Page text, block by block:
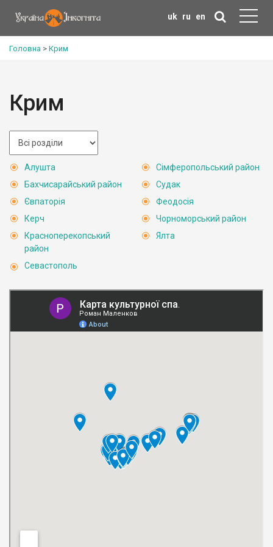
uk ru en
Головна > Крим
Крим
Алушта
Бахчисарайський район
Євпаторія
Керч
Красноперекопський
район
Севастополь
Сімферопольський район
Судак
Феодосія
Чорноморський район
Ялта